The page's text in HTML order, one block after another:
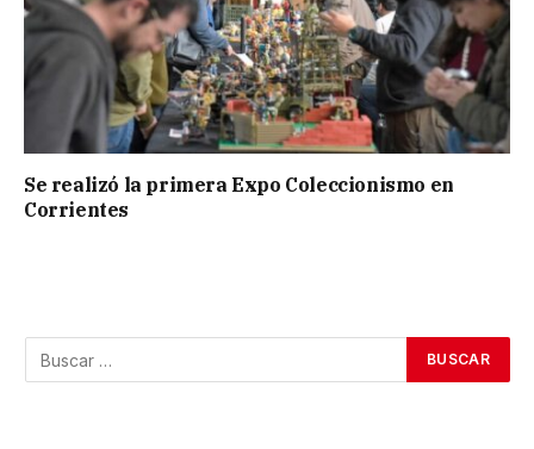
Se realizó la primera Expo Coleccionismo en
Corrientes